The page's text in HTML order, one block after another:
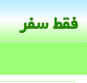
فقط سفر